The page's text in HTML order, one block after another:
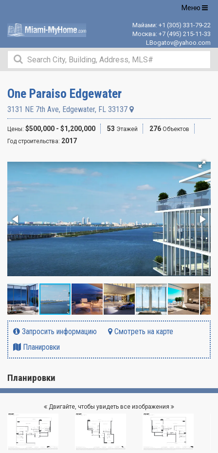
Открыть
Меню
Майами: +1 (305) 331-79-22
Москва: +7 (495) 215-11-33
LBogatov@yahoo.com
One Paraiso Edgewater
3131 NE 7th Ave, Edgewater, FL 33137
Цены: $500,000 - $1,200,000 53 Этажей 276 Объектов
Год строительства: 2017
Запросить информацию
Смотреть на карте
Планировки
Планировки
Двигайте, чтобы увидеть все изображения